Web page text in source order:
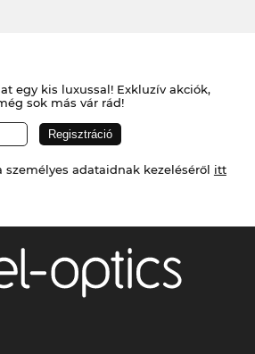
egy kis luxussal! Exkluzív akciók,
sok más vár rád!
személyes adataidnak kezeléséről itt